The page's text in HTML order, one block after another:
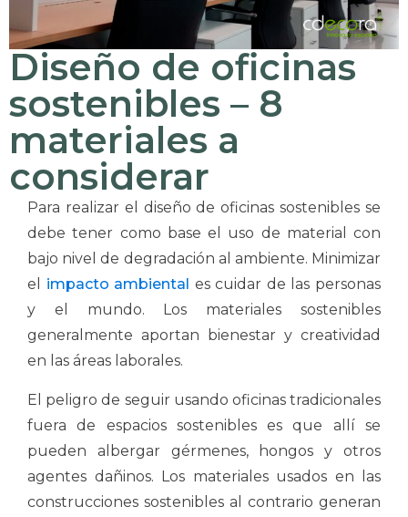
Diseño de oficinas
sostenibles – 8
materiales a
considerar
Para realizar el diseño de oficinas sostenibles se
debe tener como base el uso de material con
bajo nivel de degradación al ambiente. Minimizar
el impacto ambiental es cuidar de las personas
y el mundo. Los materiales sostenibles
generalmente aportan bienestar y creatividad
en las áreas laborales.
El peligro de seguir usando oficinas tradicionales
fuera de espacios sostenibles es que allí se
pueden albergar gérmenes, hongos y otros
agentes dañinos. Los materiales usados en las
construcciones sostenibles al contrario generan